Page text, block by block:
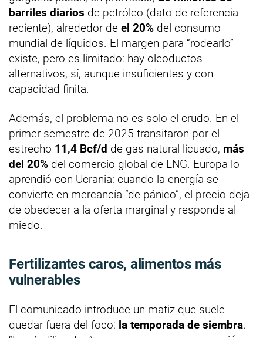
barriles diarios de petróleo (dato de referencia
reciente), alrededor de el 20% del consumo
mundial de líquidos. El margen para “rodearlo”
existe, pero es limitado: hay oleoductos
alternativos, sí, aunque insuficientes y con
capacidad finita.
Además, el problema no es solo el crudo. En el
primer semestre de 2025 transitaron por el
estrecho 11,4 Bcf/d de gas natural licuado, más
del 20% del comercio global de LNG. Europa lo
aprendió con Ucrania: cuando la energía se
convierte en mercancía “de pánico”, el precio deja
de obedecer a la oferta marginal y responde al
miedo.
Fertilizantes caros, alimentos más
vulnerables
El comunicado introduce un matiz que suele
quedar fuera del foco: la temporada de siembra.